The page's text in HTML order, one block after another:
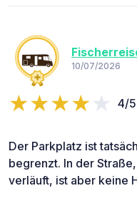
10/07/2026
4/5
Der Parkplatz ist
begrenzt. In der
verläuft, ist aber keine